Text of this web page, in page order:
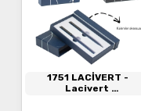
1751 LACİVERT -
Lacivert